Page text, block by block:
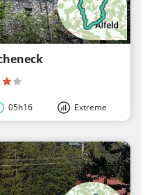
05h16 Extreme